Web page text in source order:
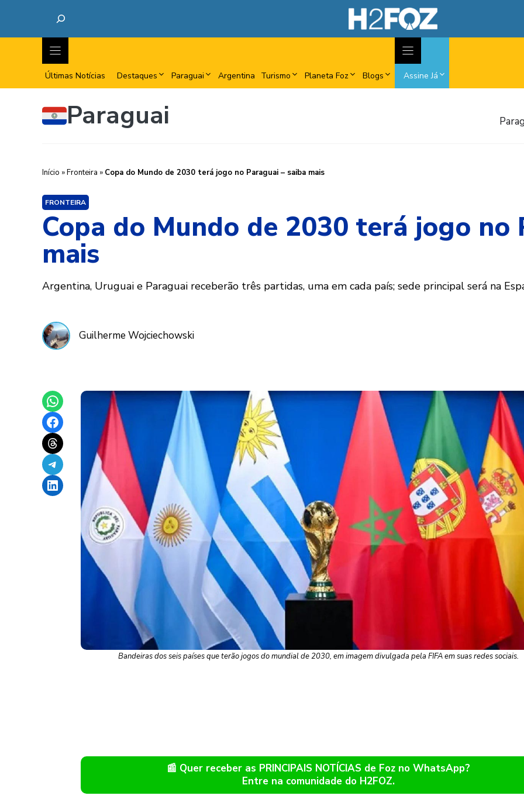
Últimas Notícias Destaques Paraguai Argentina Turismo Planeta Foz Blogs Assine Já
Paraguai
Início »Fronteira » Copa do Mundo de 2030 terá jogo no Paraguai – saiba mais
FRONTEIRA
Copa do Mundo de 2030 terá jogo no
mais
Argentina, Uruguai e Paraguai receberão três partidas, uma em cada país; sede principal será na
Guilherme Wojciechowski
Share on WhatsApp
Share on Facebook
Share on Threads
Share on Telegram
Share on LinkedIn
Bandeiras dos seis países que terão jogos do mundial de 2030, em imagem divulgada pela FIFA em suas redes sociais.
📰 Quer receber as PRINCIPAIS NOTÍCIAS de Foz no WhatsApp?
Entre na comunidade do H2FOZ.